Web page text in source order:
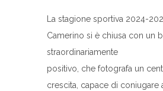
La stagione sportiva 2024-
Camerino si è chiusa con un
straordinariamente
positivo, che fotografa un
crescita, capace di coniugare